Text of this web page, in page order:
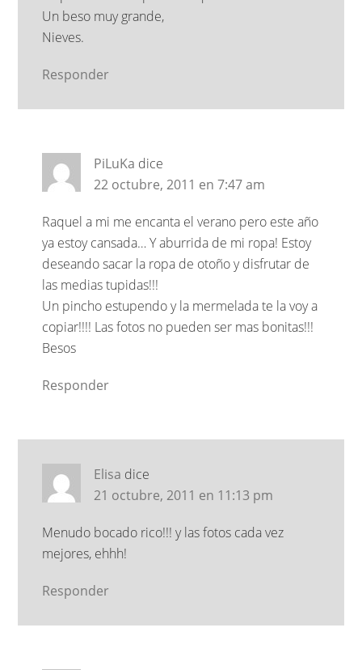
Un beso muy grande,
Nieves.
Responder
PiLuKa dice
22 octubre, 2011 en 7:47 am
Raquel a mi me encanta el verano pero este año
ya estoy cansada… Y aburrida de mi ropa! Estoy
deseando sacar la ropa de otoño y disfrutar de
las medias tupidas!!!
Un pincho estupendo y la mermelada te la voy a
copiar!!!! Las fotos no pueden ser mas bonitas!!!
Besos
Responder
Elisa dice
21 octubre, 2011 en 11:13 pm
Menudo bocado rico!!! y las fotos cada vez
mejores, ehhh!
Responder